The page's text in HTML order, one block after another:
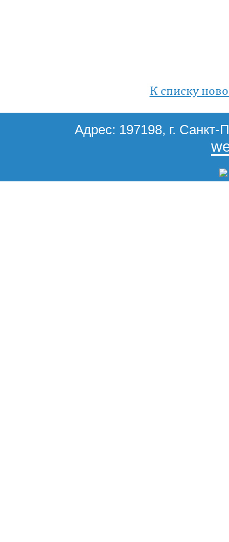
К списку
Адрес: 197198, г. Санкт-